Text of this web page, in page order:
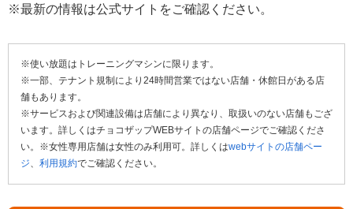
※最新の情報は公式サイトをご確認ください。
※使い放題はトレーニングマシンに限ります。
※一部、テナント規制により24時間営業ではない店舗・休館日がある店
舗もあります。
※サービスおよび関連設備は店舗により異なり、取扱いのない店舗もござ
います。詳しくはチョコザップWEBサイトの店舗ページでご確認くださ
い。※女性専用店舗は女性のみ利用可。詳しくはwebサイトの店舗ペー
ジ
利用規約でご確認ください。